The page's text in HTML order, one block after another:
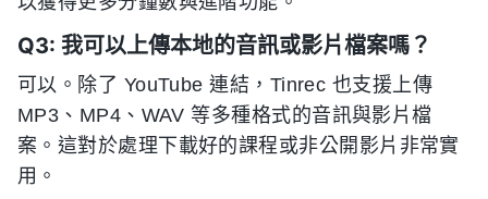
Q3: 我可以上傳本地的音訊或影片檔案嗎？
可以。除了 YouTube 連結，Tinrec 也支援上傳
MP3、MP4、WAV 等多種格式的音訊與影片檔
案。這對於處理下載好的課程或非公開影片非常實
用。